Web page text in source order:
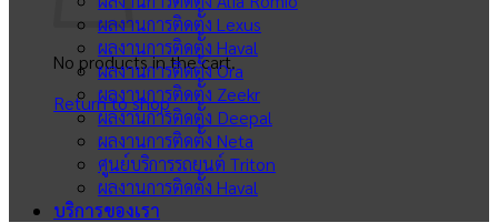
No products in the cart.
Return to shop
ผลงานการติดตั้ง Lexus
ผลงานการติดตั้ง Haval
ผลงานการติดตั้ง Ora
ผลงานการติดตั้ง Zeekr
ผลงานการติดตั้ง Deepal
ผลงานการติดตั้ง Neta
ศูนย์บริการรถยนต์ Triton
ผลงานการติดตั้ง Haval
บริการของเรา